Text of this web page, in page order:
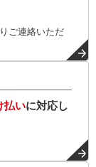
ご連絡いただ
払いに対応し